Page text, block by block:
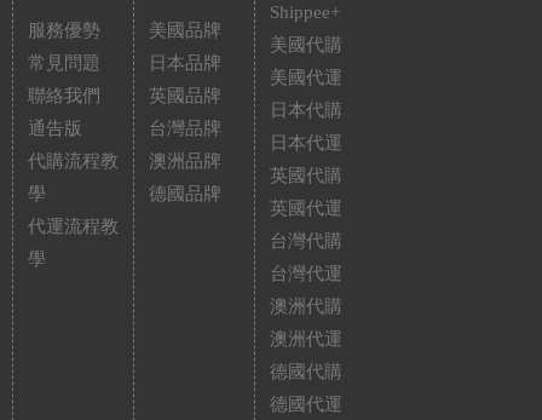
服務優勢
常見問題
聯絡我們
通告版
代購流程教
學
代運流程教
學
美國品牌
日本品牌
英國品牌
台灣品牌
澳洲品牌
德國品牌
Shippee+
美國代購
美國代運
日本代購
日本代運
英國代購
英國代運
台灣代購
台灣代運
澳洲代購
澳洲代運
德國代購
德國代運